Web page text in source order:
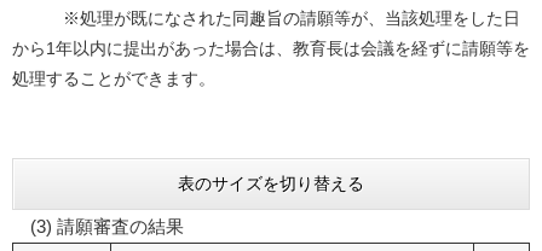
※処理が既になされた同趣旨の請願等が、当該処理をした日
から1年以内に提出があった場合は、教育長は会議を経ずに請願等を
処理することができます。
表のサイズを切り替える
(3) 請願審査の結果